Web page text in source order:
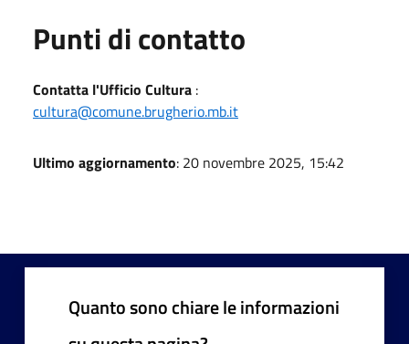
Punti di contatto
Contatta l'Ufficio Cultura :
cultura@comune.brugherio.mb.it
Ultimo aggiornamento: 20 novembre 2025, 15:42
Quanto sono chiare le informazioni